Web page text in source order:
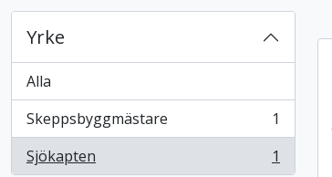
Yrke
Alla
Skeppsbyggmästare
, 1 resultat
1
Sjökapten
, 1 resultat 1